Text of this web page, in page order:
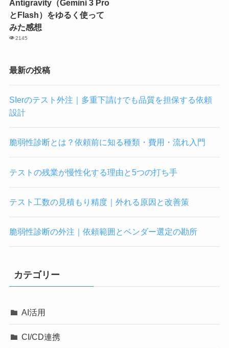
Antigravity（Gemini 3 Pro
とFlash）をゆるく使って
みた感想
2145
最新の投稿
SIerのテスト外注｜多重下請けでも品質を担保する依頼
設計
脆弱性診断とは？依頼前に知る種類・費用・流れ入門
テストの残業が慢性化する理由と5つの打ち手
テスト工数の見積もり精度｜外れる原因と改善策
脆弱性診断の外注｜依頼範囲とベンダー選定の勘所
カテゴリー
AI活用
CI/CD連携